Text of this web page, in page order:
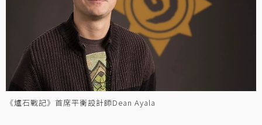
《爐石戰記》首席平衡設計師Dean Ayala